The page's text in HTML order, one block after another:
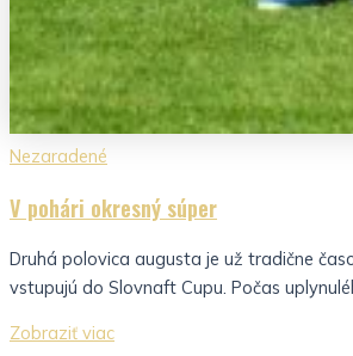
Nezaradené
V pohári okresný súper
Druhá polovica augusta je už tradične
vstupujú do Slovnaft Cupu. Počas
Zobraziť viac